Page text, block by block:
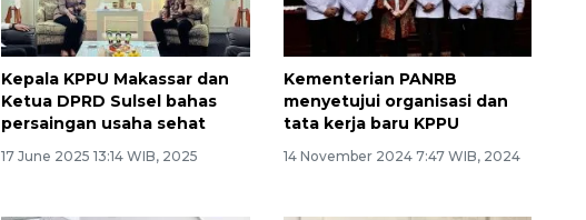
Kepala KPPU Makassar dan
Ketua DPRD Sulsel bahas
persaingan usaha sehat
17 June 2025 13:14 WIB, 2025
Kementerian PANRB
menyetujui organisasi dan
tata kerja baru KPPU
14 November 2024 7:47 WIB, 2024